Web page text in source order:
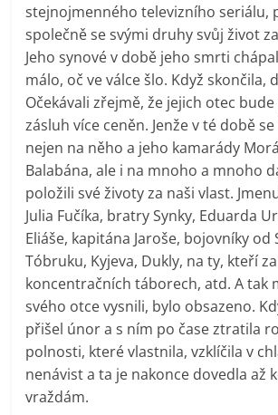
stejnojmenného televizního seriálu,
společně se svými druhy svůj život
Jeho synové v době jeho smrti
málo, oč ve válce šlo. Když skončila,
Očekávali zřejmě, že jejich otec
zásluh více ceněn. Jenže v té době
nejen na něho a jeho kamarády
Balabána, ale i na mnoho a mnoho
položili své životy za naši vlast.
Julia Fučíka, bratry Synky, Eduarda
Eliáše, kapitána Jaroše, bojovníky od
Tóbruku, Kyjeva, Dukly, na ty, kteří
koncentračních táborech, atd. A tak
svého otce vysnili, bylo obsazeno.
přišel únor a s ním po čase ztratila
polnosti, které vlastnila, vzklíčila v
nenávist a ta je nakonce dovedla až
vraždám.